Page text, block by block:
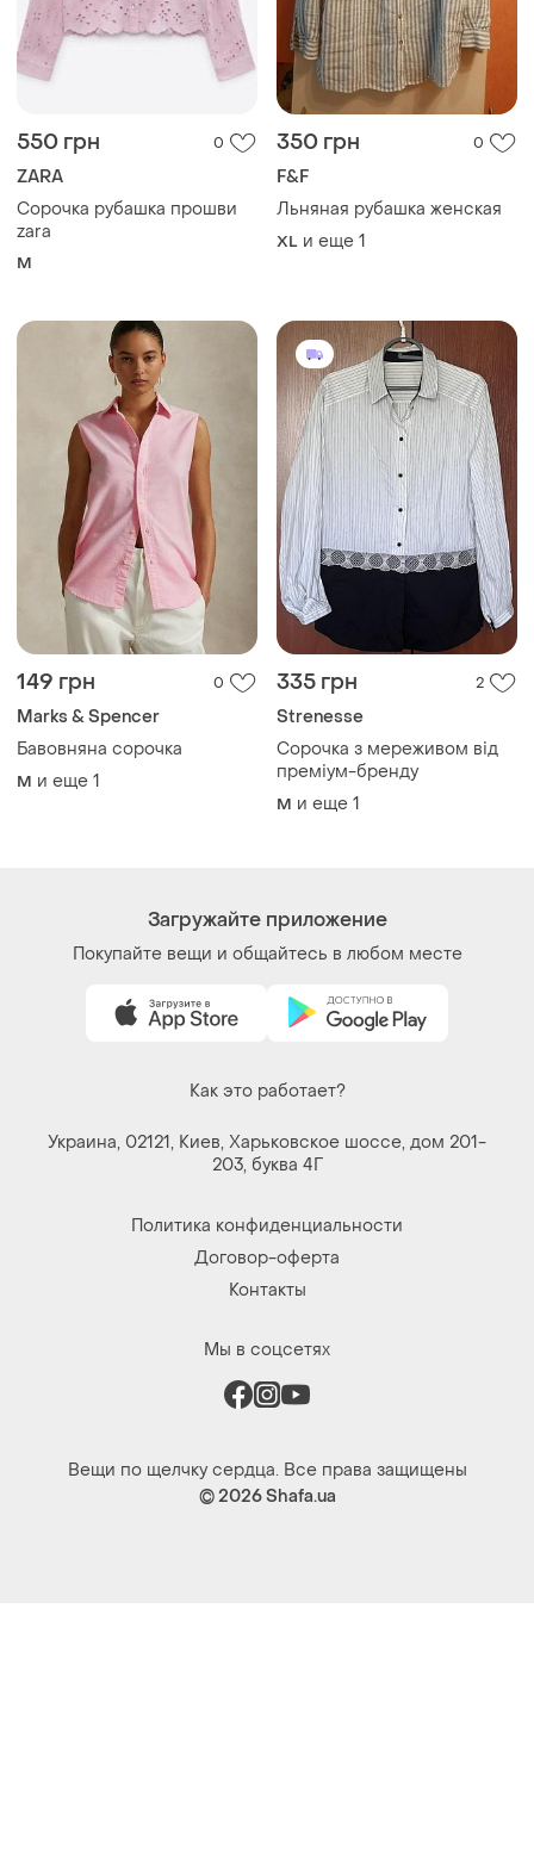
550 грн 0
ZARA
Сорочка рубашка прошви
zara
M
350 грн 0
F&F
Льняная рубашка женская
XL и еще 1
149 грн 0
Marks & Spencer
Бавовняна сорочка
M и еще 1
335 грн 2
Strenesse
Сорочка з мереживом від
преміум-бренду
M и еще 1
Загружайте приложение
Покупайте вещи и общайтесь в любом месте
Как это работает?
Украина, 02121, Киев, Харьковское шоссе, дом 201-
203, буква 4Г
Политика конфиденциальности
Договор-оферта
Контакты
Мы в соцсетях
Вещи по щелчку сердца. Все права защищены
© 2026Shafa.ua